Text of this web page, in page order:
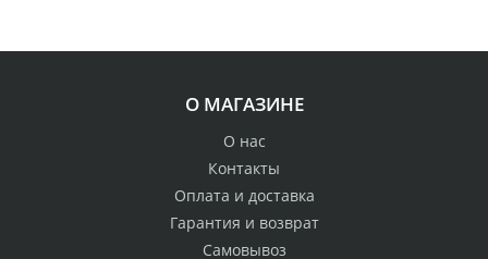
О МАГАЗИНЕ
О нас
Контакты
Оплата и доставка
Гарантия и возврат
Самовывоз